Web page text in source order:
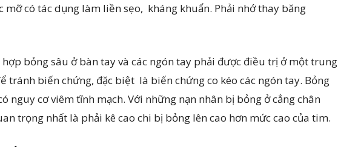
mỡ có tác dụng làm liền sẹo, kháng khuẩn. Phải nhớ thay băng
bỏng sâu ở bàn tay và các ngón tay phải được điều trị ở một trung
tránh biến chứng, đặc biệt là biến chứng co kéo các ngón tay. Bỏng
nguy cơ viêm tĩnh mạch. Với những nạn nhân bị bỏng ở cẳng chân
trọng nhất là phải kê cao chi bị bỏng lên cao hơn mức cao của tim.